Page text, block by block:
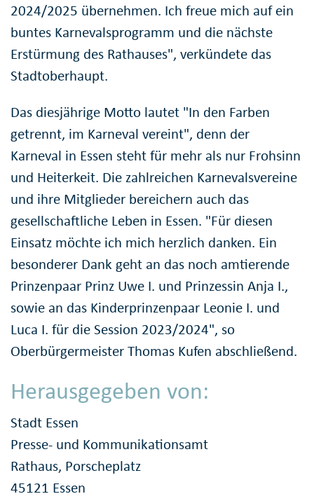
2024/2025 übernehmen. Ich freue mich auf ein
buntes Karnevalsprogramm und die nächste
Erstürmung des Rathauses", verkündete das
Stadtoberhaupt.
Das diesjährige Motto lautet "In den Farben
getrennt, im Karneval vereint", denn der
Karneval in Essen steht für mehr als nur Frohsinn
und Heiterkeit. Die zahlreichen Karnevalsvereine
und ihre Mitglieder bereichern auch das
gesellschaftliche Leben in Essen. "Für diesen
Einsatz möchte ich mich herzlich danken. Ein
besonderer Dank geht an das noch amtierende
Prinzenpaar Prinz Uwe I. und Prinzessin Anja I.,
sowie an das Kinderprinzenpaar Leonie I. und
Luca I. für die Session 2023/2024", so
Oberbürgermeister Thomas Kufen abschließend.
Herausgegeben von:
Stadt Essen
Presse- und Kommunikationsamt
Rathaus, Porscheplatz
45121 Essen